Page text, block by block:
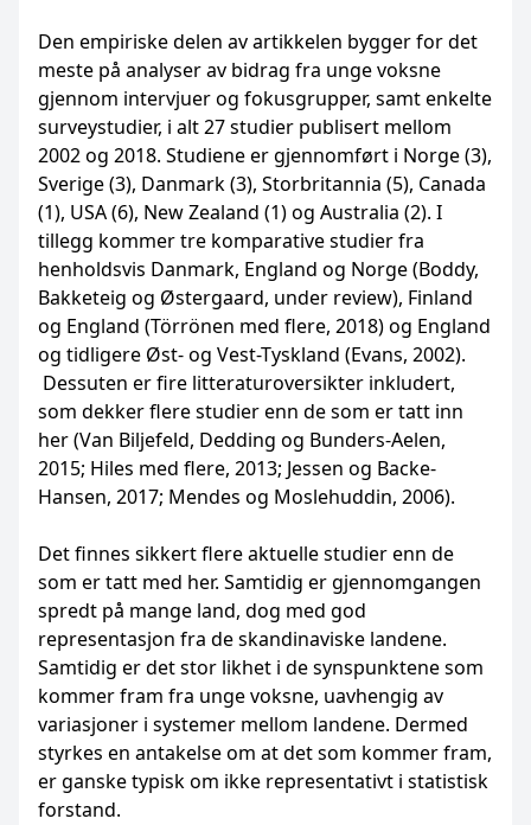
Den empiriske delen av artikkelen bygger for det
meste på analyser av bidrag fra unge voksne
gjennom intervjuer og fokusgrupper, samt enkelte
surveystudier, i alt 27 studier publisert mellom
2002 og 2018. Studiene er gjennomført i Norge (3),
Sverige (3), Danmark (3), Storbritannia (5), Canada
(1), USA (6), New Zealand (1) og Australia (2). I
tillegg kommer tre komparative studier fra
henholdsvis Danmark, England og Norge (Boddy,
Bakketeig og Østergaard, under review), Finland
og England (Törrönen med flere, 2018) og England
og tidligere Øst- og Vest-Tyskland (Evans, 2002).
Dessuten er fire litteraturoversikter inkludert,
som dekker flere studier enn de som er tatt inn
her (Van Biljefeld, Dedding og Bunders-Aelen,
2015; Hiles med flere, 2013; Jessen og Backe-
Hansen, 2017; Mendes og Moslehuddin, 2006).
Det finnes sikkert flere aktuelle studier enn de
som er tatt med her. Samtidig er gjennomgangen
spredt på mange land, dog med god
representasjon fra de skandinaviske landene.
Samtidig er det stor likhet i de synspunktene som
kommer fram fra unge voksne, uavhengig av
variasjoner i systemer mellom landene. Dermed
styrkes en antakelse om at det som kommer fram,
er ganske typisk om ikke representativt i statistisk
forstand.